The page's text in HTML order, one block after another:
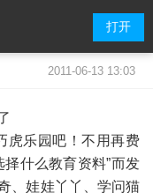
打开
2011-06-13 13:03
虎乐园吧！不用再费
什么教育资料”而发
、娃娃丫丫、学问猫